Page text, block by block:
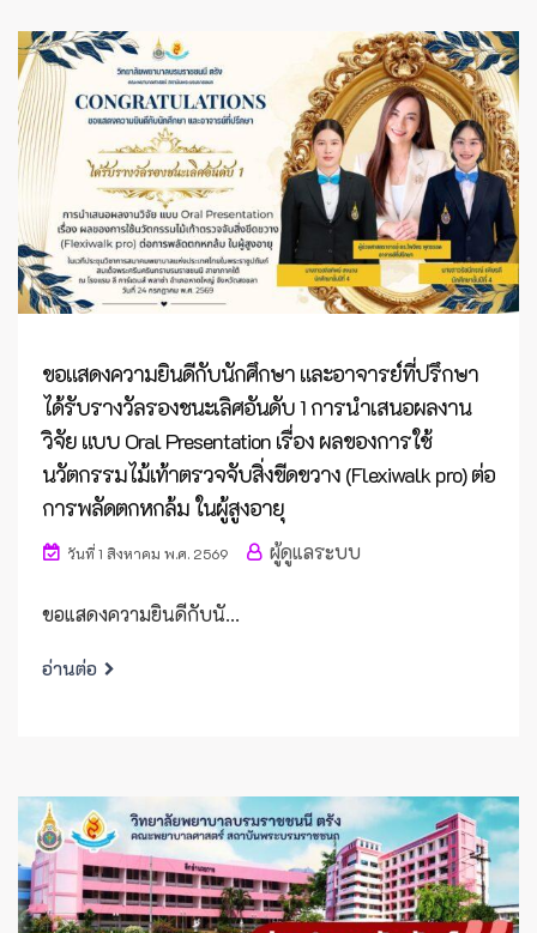
ขอแสดงความยินดีกับนักศึกษา และอาจารย์ที่ปรึกษา
ได้รับรางวัลรองชนะเลิศอันดับ 1 การนำเสนอผลงาน
วิจัย แบบ Oral Presentation เรื่อง ผลของการใช้
นวัตกรรมไม้เท้าตรวจจับสิ่งขีดขวาง (Flexiwalk pro) ต่อ
การพลัดตกหกล้ม ในผู้สูงอายุ
วันที่ 1 สิงหาคม พ.ศ. 2569 ผู้ดูแลระบบ
ขอแสดงความยินดีกับนั...
อ่านต่อ